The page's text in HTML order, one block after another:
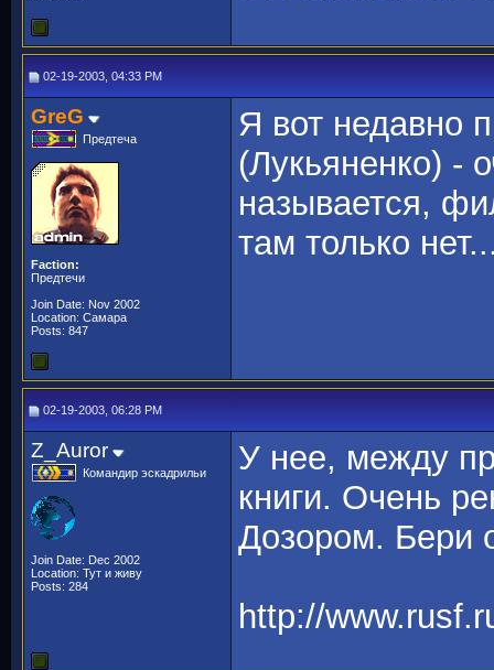
02-19-2003, 04:33 PM
GreG
Предтеча
Faction:
Предтечи
Join Date: Nov 2002
Location: Самара
Posts: 847
Я вот недавно
(Лукьяненко) -
называется,
там только
02-19-2003, 06:28 PM
Z_Auror
Командир эскадрильи
Join Date: Dec 2002
Location: Тут и живу
Posts: 284
У нее, между
книги. Очень
Дозором. Бери
http://